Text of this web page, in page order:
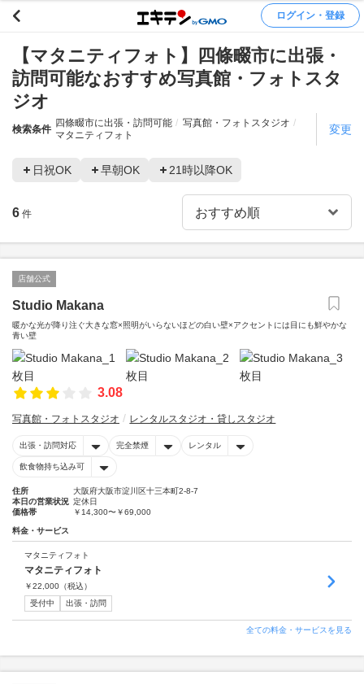
ログイン・登録
【マタニティフォト】四條畷市に出張・
訪問可能なおすすめ写真館・フォトスタ
ジオ
検索条件
四條畷市に出張・訪問可能
写真館・フォトスタジオ
マタニティフォト
変更
日祝OK 早朝OK 21時以降OK
6 件
店舗公式
Studio Makana
暖かな光が降り注ぐ大きな窓×照明がいらないほどの白い壁×アクセントには目にも鮮やかな
青い壁
3.08
写真館・フォトスタジオ レンタルスタジオ・貸しスタジオ
出張・訪問対応 完全禁煙 レンタル
飲食物持ち込み可
住所
大阪府大阪市淀川区十三本町2-8-7
本日の営業状況 定休日
価格帯
￥14,300〜￥69,000
料金・サービス
マタニティフォト
マタニティフォト
￥22,000 （税込）
受付中
出張・訪問
全ての料金・サービスを見る